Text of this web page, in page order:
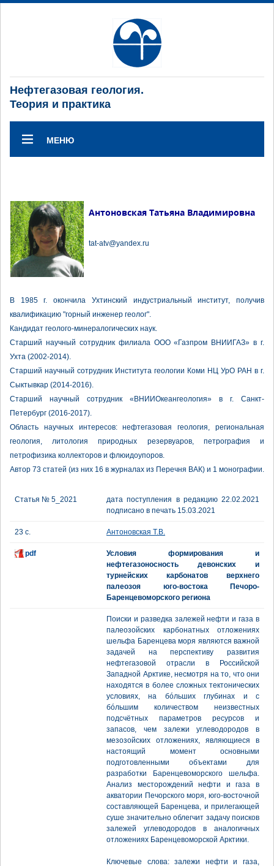
Нефтегазовая геология.
Теория и практика
МЕНЮ
Антоновская Татьяна Владимировна
tat-atv@yandex.ru
В 1985 г. окончила Ухтинский индустриальный институт, получив
квалификацию "горный инженер геолог".
Кандидат геолого-минералогических наук.
Старший научный сотрудник филиала ООО «Газпром ВНИИГАЗ» в г.
Ухта (2002-2014).
Старший научный сотрудник Института геологии Коми НЦ УрО РАН в г.
Сыктывкар (2014-2016).
Старший научный сотрудник «ВНИИОкеангеология» в г. Санкт-
Петербург (2016-2017).
Область научных интересов: нефтегазовая геология, региональная
геология, литология природных резервуаров, петрография и
петрофизика коллекторов и флюидоупоров.
Автор 73 статей (из них 16 в журналах из Перечня ВАК) и 1 монографии.
Статья № 5_2021
дата поступления в редакцию 22.02.2021
подписано в печать 15.03.2021
23 с. Антоновская Т.В.
pdf
Условия формирования и
нефтегазоносность девонских и
турнейских карбонатов верхнего
палеозоя юго-востока Печоро-
Баренцевоморского региона
Поиски и разведка залежей нефти и газа в
палеозойских карбонатных отложениях
шельфа Баренцева моря являются важной
задачей на перспективу развития
нефтегазовой отрасли в Российской
Западной Арктике, несмотря на то, что они
находятся в более сложных тектонических
условиях, на бóльших глубинах и с
бóльшим количеством неизвестных
подсчётных параметров ресурсов и
запасов, чем залежи углеводородов в
мезозойских отложениях, являющиеся в
настоящий момент основными
подготовленными объектами для
разработки Баренцевоморского шельфа.
Анализ месторождений нефти и газа в
акватории Печорского моря, юго-восточной
составляющей Баренцева, и прилегающей
суше значительно облегчит задачу поисков
залежей углеводородов в аналогичных
отложениях Баренцевоморской Арктики.
Ключевые слова: залежи нефти и газа,